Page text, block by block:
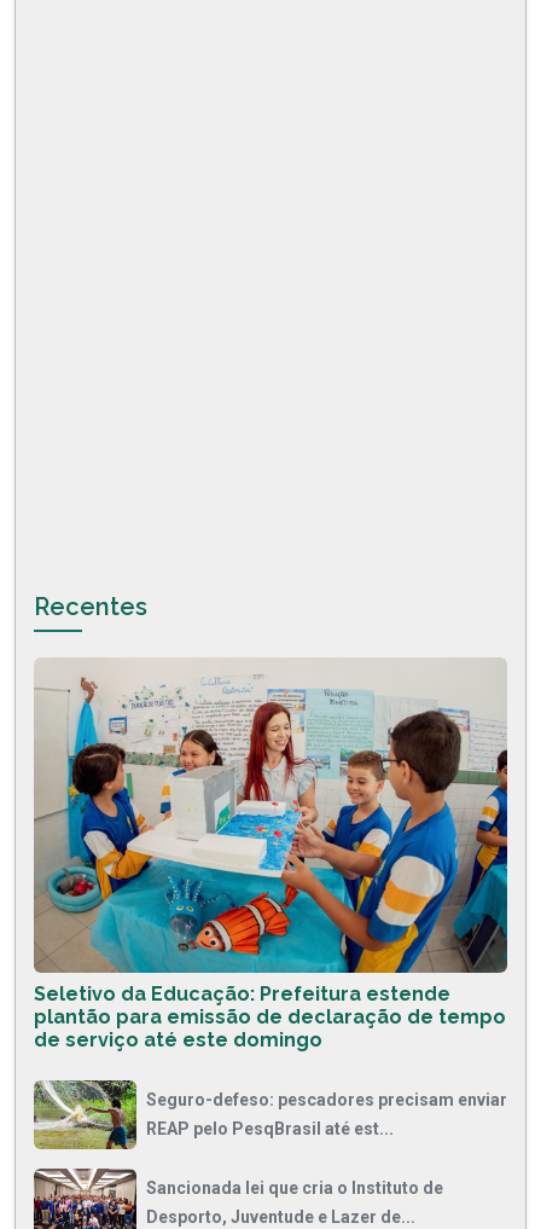
Recentes
Seletivo da Educação: Prefeitura estende
plantão para emissão de declaração de tempo
de serviço até este domingo
Seguro-defeso: pescadores precisam enviar
REAP pelo PesqBrasil até est...
Sancionada lei que cria o Instituto de
Desporto, Juventude e Lazer de...